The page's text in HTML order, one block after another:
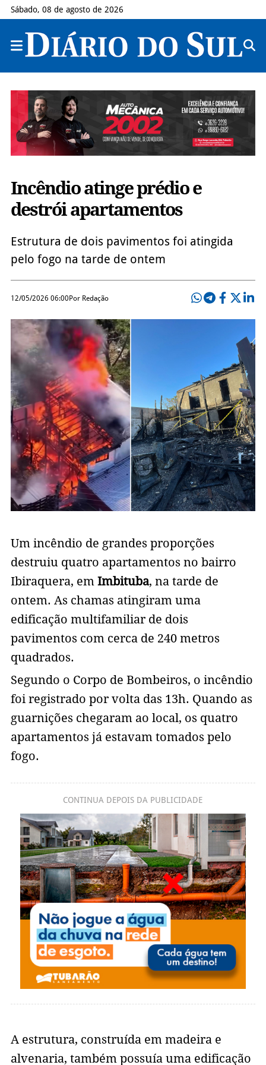
Sábado, 08 de agosto de 2026
Incêndio atinge prédio e
destrói apartamentos
Estrutura de dois pavimentos foi atingida
pelo fogo na tarde de ontem
12/05/2026 06:00Por Redação
Um incêndio de grandes proporções
destruiu quatro apartamentos no bairro
Ibiraquera, emImbituba, na tarde de
ontem. As chamas atingiram uma
edificação multifamiliar de dois
pavimentos com cerca de 240 metros
quadrados.
Segundo o Corpo de Bombeiros, o incêndio
foi registrado por volta das 13h. Quando as
guarnições chegaram ao local, os quatro
apartamentos já estavam tomados pelo
fogo.
CONTINUA DEPOIS DA PUBLICIDADE
A estrutura, construída em madeira e
alvenaria, também possuía uma edificação